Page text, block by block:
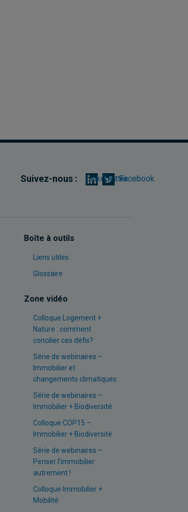
Boîte à outils
Liens utiles
Glossaire
Zone vidéo
Colloque Logement +
Nature : comment
concilier ces défis?
Série de webinaires –
Immobilier et
changements climatiques
Série de webinaires –
Immobilier + Biodiversité
Colloque COP15 –
Immobilier + Biodiversité
Série de webinaires –
Penser l’immobilier
autrement !
Colloque Immobilier +
Mobilité
Suivez-nous : LinkedinTwitterFacebook